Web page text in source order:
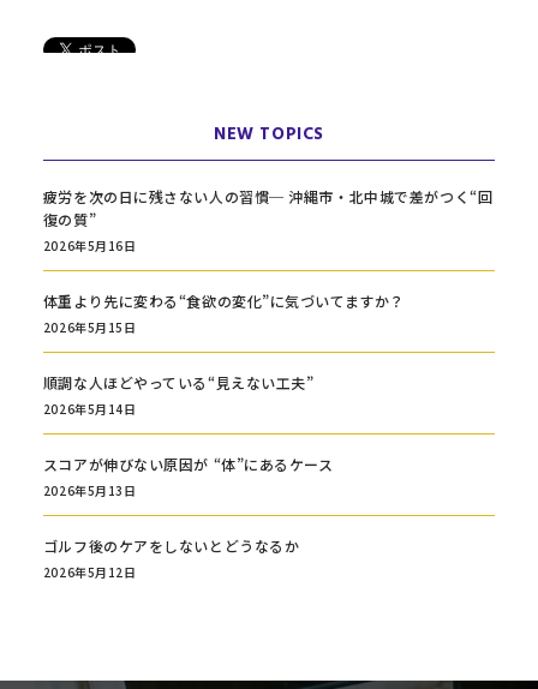
NEW TOPICS
疲労を次の日に残さない人の習慣─ 沖縄市・北中城で差がつく“回
復の質”
2026年5月16日
体重より先に変わる“食欲の変化”に気づいてますか？
2026年5月15日
順調な人ほどやっている“見えない工夫”
2026年5月14日
スコアが伸びない原因が “体”にあるケース
2026年5月13日
ゴルフ後のケアをしないとどうなるか
2026年5月12日